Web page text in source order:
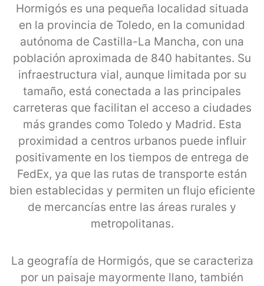
Hormigós es una pequeña localidad situada
en la provincia de Toledo, en la comunidad
autónoma de Castilla-La Mancha, con una
población aproximada de 840 habitantes. Su
infraestructura vial, aunque limitada por su
tamaño, está conectada a las principales
carreteras que facilitan el acceso a ciudades
más grandes como Toledo y Madrid. Esta
proximidad a centros urbanos puede influir
positivamente en los tiempos de entrega de
FedEx, ya que las rutas de transporte están
bien establecidas y permiten un flujo eficiente
de mercancías entre las áreas rurales y
metropolitanas.
La geografía de Hormigós, que se caracteriza
por un paisaje mayormente llano, también